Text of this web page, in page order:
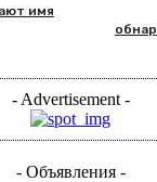
имя
- Advertisement -
- Объявления -